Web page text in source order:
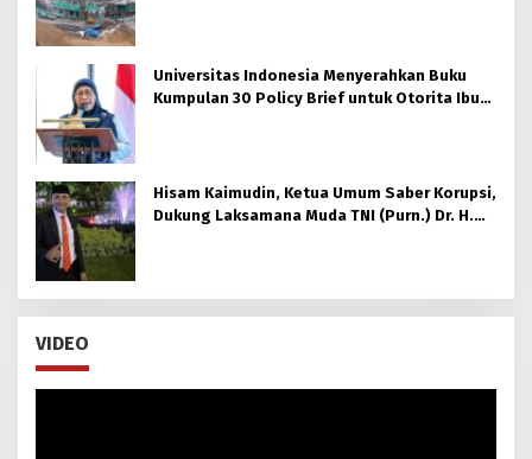
Universitas Indonesia Menyerahkan Buku
Kumpulan 30 Policy Brief untuk Otorita Ibu
Hisam Kaimudin, Ketua Umum Saber Korupsi,
Dukung Laksamana Muda TNI (Purn.) Dr. H.
VIDEO